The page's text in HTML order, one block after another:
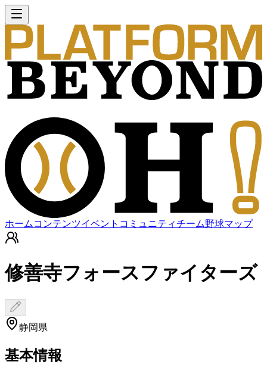
ホーム コンテンツイベント コミュニティチーム野球マップ
修善寺フォースファイターズ
静岡県
基本情報